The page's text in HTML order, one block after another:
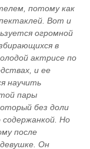
потому как
Вот и
огромной
в
актрисе по
и ее
научить
пары
без доли
Но
после
Он